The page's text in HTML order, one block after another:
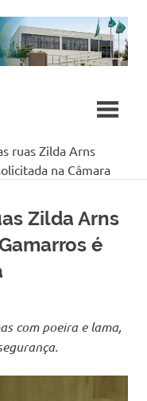
ruas Zilda Arns
na Câmara
Zilda Arns
é
com poeira e lama,